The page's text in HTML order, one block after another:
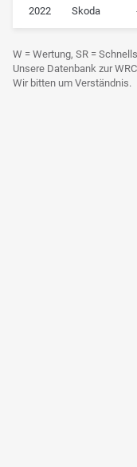
2022 Skoda
W = Wertung, SR =
Unsere Datenbank zur WRC Rallye führt
Wir bitten um Verständnis.